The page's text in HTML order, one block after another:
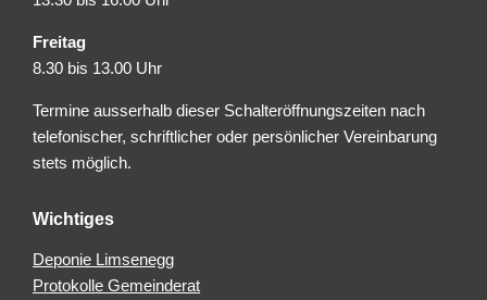
Freitag
8.30 bis 13.00 Uhr
Termine ausserhalb dieser Schalteröffnungszeiten nach
telefonischer, schriftlicher oder persönlicher Vereinbarung
stets möglich.
Wichtiges
Deponie Limsenegg
Protokolle Gemeinderat